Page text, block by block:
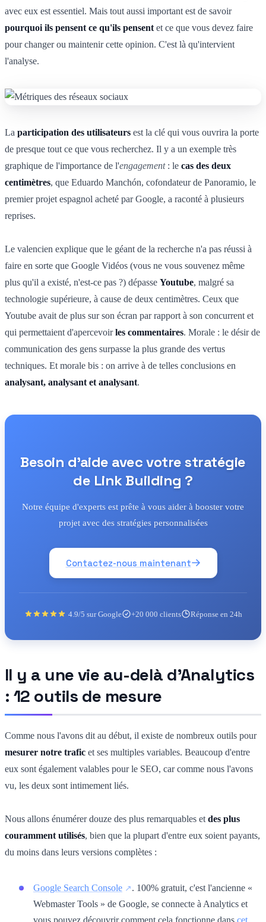
avec eux est essentiel. Mais tout aussi important est de savoir
pourquoi ils pensent ce qu'ils pensent et ce que vous devez faire
pour changer ou maintenir cette opinion. C'est là qu'intervient
l'analyse.
La participation des utilisateurs est la clé qui vous ouvrira la porte
de presque tout ce que vous recherchez. Il y a un exemple très
graphique de l'importance de l'engagement: le cas des deux
centimètres, que Eduardo Manchón, cofondateur de Panoramio, le
premier projet espagnol acheté par Google, a raconté à plusieurs
reprises.
Le valencien explique que le géant de la recherche n'a pas réussi à
faire en sorte que Google Vidéos (vous ne vous souvenez même
plus qu'il a existé, n'est-ce pas ?) dépasse Youtube, malgré sa
technologie supérieure, à cause de deux centimètres. Ceux que
Youtube avait de plus sur son écran par rapport à son concurrent et
qui permettaient d'apercevoirles commentaires. Morale : le désir de
communication des gens surpasse la plus grande des vertus
techniques. Et morale bis : on arrive à de telles conclusions en
analysant, analysant et analysant.
Besoin d'aide avec votre stratégie
de Link Building ?
Notre équipe d'experts est prête à vous aider à booster votre
projet avec des stratégies personnalisées
Contactez-nous maintenant
4.9/5 sur Google +20 000 clients Réponse en 24h
Il y a une vie au-delà d'Analytics
: 12 outils de mesure
Comme nous l'avons dit au début, il existe de nombreux outils pour
mesurer notre trafic et ses multiples variables. Beaucoup d'entre
eux sont également valables pour le SEO, car comme nous l'avons
vu, les deux sont intimement liés.
Nous allons énumérer douze des plus remarquables et des plus
couramment utilisés, bien que la plupart d'entre eux soient payants,
du moins dans leurs versions complètes :
Google Search Console
. 100% gratuit, c'est l'ancienne «
Webmaster Tools » de Google, se connecte à Analytics et
vous pouvez découvrir comment cela fonctionne dans cet